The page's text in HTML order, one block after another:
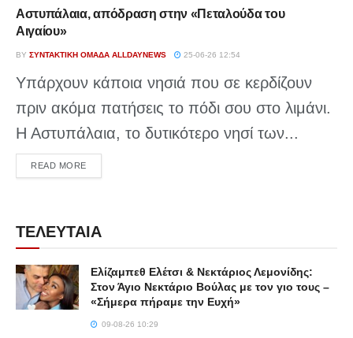
Αστυπάλαια, απόδραση στην «Πεταλούδα του
Αιγαίου»
BY ΣΥΝΤΑΚΤΙΚΉ ΟΜΆΔΑ ALLDAYNEWS 25-06-26 12:54
Υπάρχουν κάποια νησιά που σε κερδίζουν
πριν ακόμα πατήσεις το πόδι σου στο λιμάνι.
Η Αστυπάλαια, το δυτικότερο νησί των...
READ MOREDETAILS
ΤΕΛΕΥΤΑΙΑ
Ελίζαμπεθ Ελέτσι & Νεκτάριος Λεμονίδης:
Στον Άγιο Νεκτάριο Βούλας με τον γιο τους –
«Σήμερα πήραμε την Ευχή»
09-08-26 10:29